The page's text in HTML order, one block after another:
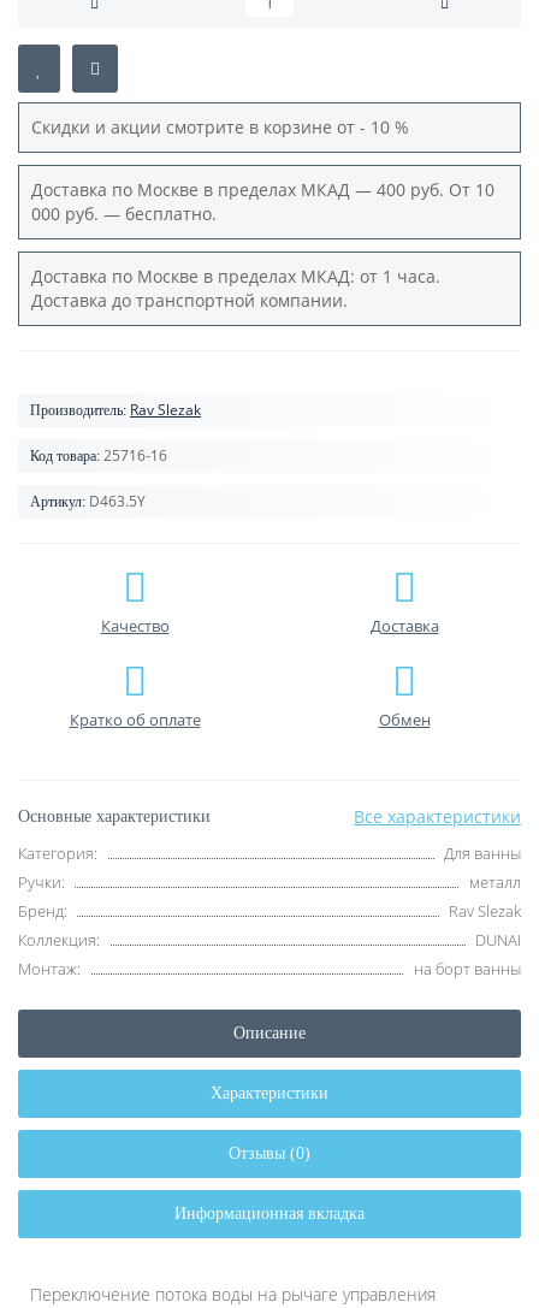
Скидки и акции смотрите в корзине от - 10 %
Доставка по Москве в пределах МКАД — 400 руб. От 10
000 руб. — бесплатно.
Доставка по Москве в пределах МКАД: от 1 часа.
Доставка до транспортной компании.
Производитель: Rav Slezak
Код товара: 25716-16
Артикул: D463.5Y
Качество Доставка
Кратко об оплате Обмен
Основные характеристики Все характеристики
Категория:
Для ванны
Ручки:
металл
Бренд:
Rav Slezak
Коллекция:
DUNAI
Монтаж:
на борт ванны
Описание
Характеристики
Отзывы (0)
Информационная вкладка
Переключение потока воды на рычаге управления